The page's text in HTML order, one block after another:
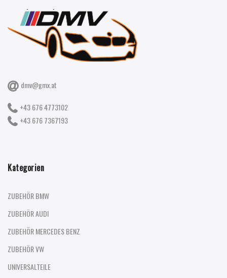
dmv@gmx.at
+43 676 4773102
+43 676 7367193
Kategorien
ZUBEHÖR BMW
ZUBEHÖR AUDI
ZUBEHÖR MERCEDES BENZ
ZUBEHÖR VW
UNIVERSALTEILE